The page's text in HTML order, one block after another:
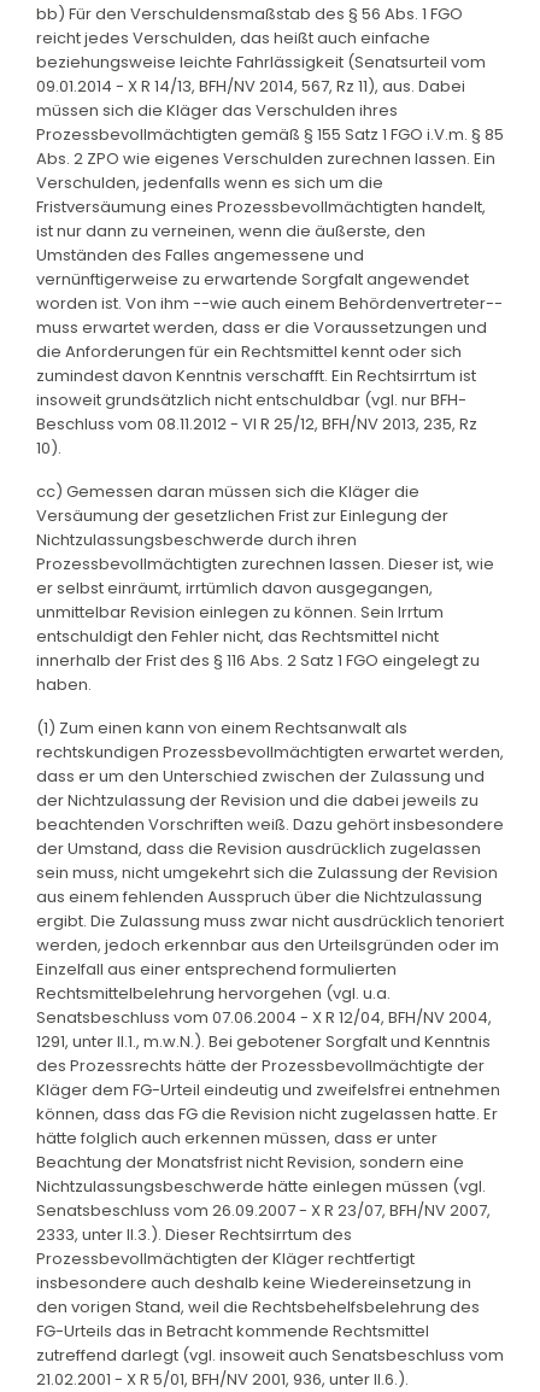
bb) Für den Verschuldensmaßstab des § 56 Abs. 1 FGO
reicht jedes Verschulden, das heißt auch einfache
beziehungsweise leichte Fahrlässigkeit (Senatsurteil vom
09.01.2014 - X R 14/13, BFH/NV 2014, 567, Rz 11), aus. Dabei
müssen sich die Kläger das Verschulden ihres
Prozessbevollmächtigten gemäß § 155 Satz 1 FGO i.V.m. § 85
Abs. 2 ZPO wie eigenes Verschulden zurechnen lassen. Ein
Verschulden, jedenfalls wenn es sich um die
Fristversäumung eines Prozessbevollmächtigten handelt,
ist nur dann zu verneinen, wenn die äußerste, den
Umständen des Falles angemessene und
vernünftigerweise zu erwartende Sorgfalt angewendet
worden ist. Von ihm --wie auch einem Behördenvertreter--
muss erwartet werden, dass er die Voraussetzungen und
die Anforderungen für ein Rechtsmittel kennt oder sich
zumindest davon Kenntnis verschafft. Ein Rechtsirrtum ist
insoweit grundsätzlich nicht entschuldbar (vgl. nur BFH-
Beschluss vom 08.11.2012 - VI R 25/12, BFH/NV 2013, 235, Rz
10).
cc) Gemessen daran müssen sich die Kläger die
Versäumung der gesetzlichen Frist zur Einlegung der
Nichtzulassungsbeschwerde durch ihren
Prozessbevollmächtigten zurechnen lassen. Dieser ist, wie
er selbst einräumt, irrtümlich davon ausgegangen,
unmittelbar Revision einlegen zu können. Sein Irrtum
entschuldigt den Fehler nicht, das Rechtsmittel nicht
innerhalb der Frist des § 116 Abs. 2 Satz 1 FGO eingelegt zu
haben.
(1) Zum einen kann von einem Rechtsanwalt als
rechtskundigen Prozessbevollmächtigten erwartet werden,
dass er um den Unterschied zwischen der Zulassung und
der Nichtzulassung der Revision und die dabei jeweils zu
beachtenden Vorschriften weiß. Dazu gehört insbesondere
der Umstand, dass die Revision ausdrücklich zugelassen
sein muss, nicht umgekehrt sich die Zulassung der Revision
aus einem fehlenden Ausspruch über die Nichtzulassung
ergibt. Die Zulassung muss zwar nicht ausdrücklich tenoriert
werden, jedoch erkennbar aus den Urteilsgründen oder im
Einzelfall aus einer entsprechend formulierten
Rechtsmittelbelehrung hervorgehen (vgl. u.a.
Senatsbeschluss vom 07.06.2004 - X R 12/04, BFH/NV 2004,
1291, unter II.1., m.w.N.). Bei gebotener Sorgfalt und Kenntnis
des Prozessrechts hätte der Prozessbevollmächtigte der
Kläger dem FG-Urteil eindeutig und zweifelsfrei entnehmen
können, dass das FG die Revision nicht zugelassen hatte. Er
hätte folglich auch erkennen müssen, dass er unter
Beachtung der Monatsfrist nicht Revision, sondern eine
Nichtzulassungsbeschwerde hätte einlegen müssen (vgl.
Senatsbeschluss vom 26.09.2007 - X R 23/07, BFH/NV 2007,
2333, unter II.3.). Dieser Rechtsirrtum des
Prozessbevollmächtigten der Kläger rechtfertigt
insbesondere auch deshalb keine Wiedereinsetzung in
den vorigen Stand, weil die Rechtsbehelfsbelehrung des
FG-Urteils das in Betracht kommende Rechtsmittel
zutreffend darlegt (vgl. insoweit auch Senatsbeschluss vom
21.02.2001 - X R 5/01, BFH/NV 2001, 936, unter II.6.).